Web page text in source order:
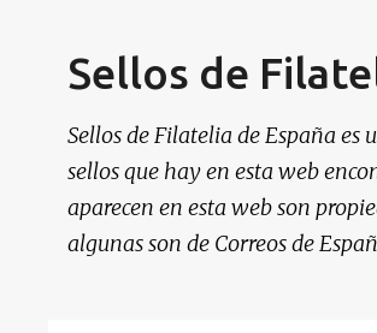
Sellos de
Sellos de Filatelia de España es
sellos que hay en esta web
aparecen en esta web son
algunas son de Correos de